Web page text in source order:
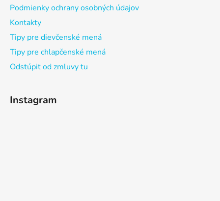
Podmienky ochrany osobných údajov
Kontakty
Tipy pre dievčenské mená
Tipy pre chlapčenské mená
Odstúpiť od zmluvy tu
Instagram